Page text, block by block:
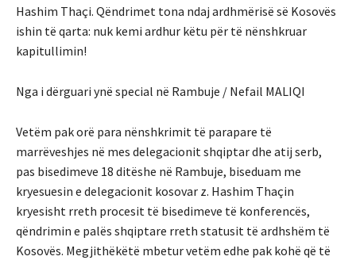
Hashim Thaçi. Qëndrimet tona ndaj ardhmërisë së Kosovës
ishin të qarta: nuk kemi ardhur këtu për të nënshkruar
kapitullimin!
Nga i dërguari ynë special në Rambuje / Nefail MALIQI
Vetëm pak orë para nënshkrimit të parapare të
marrëveshjes në mes delegacionit shqiptar dhe atij serb,
pas bisedimeve 18 ditëshe në Rambuje, biseduam me
kryesuesin e delegacionit kosovar z. Hashim Thaçin
kryesisht rreth procesit të bisedimeve të konferencës,
qëndrimin e palës shqiptare rreth statusit të ardhshëm të
Kosovës. Megjithëkëtë mbetur vetëm edhe pak kohë që të